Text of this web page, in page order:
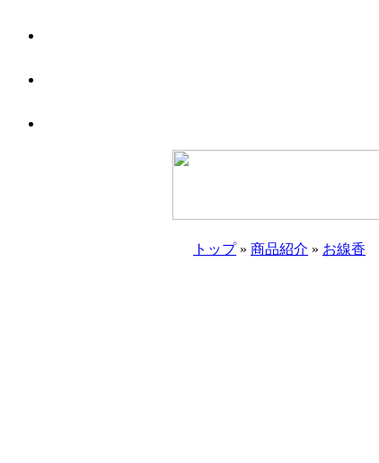
トップ» 商品紹介 » お線香